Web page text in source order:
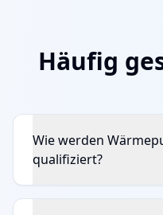
Häufig
Wie werden
qualifiziert?